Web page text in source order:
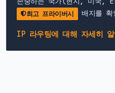
최고 프라이버시 배지를 확
IP 라우팅에 대해 자세히